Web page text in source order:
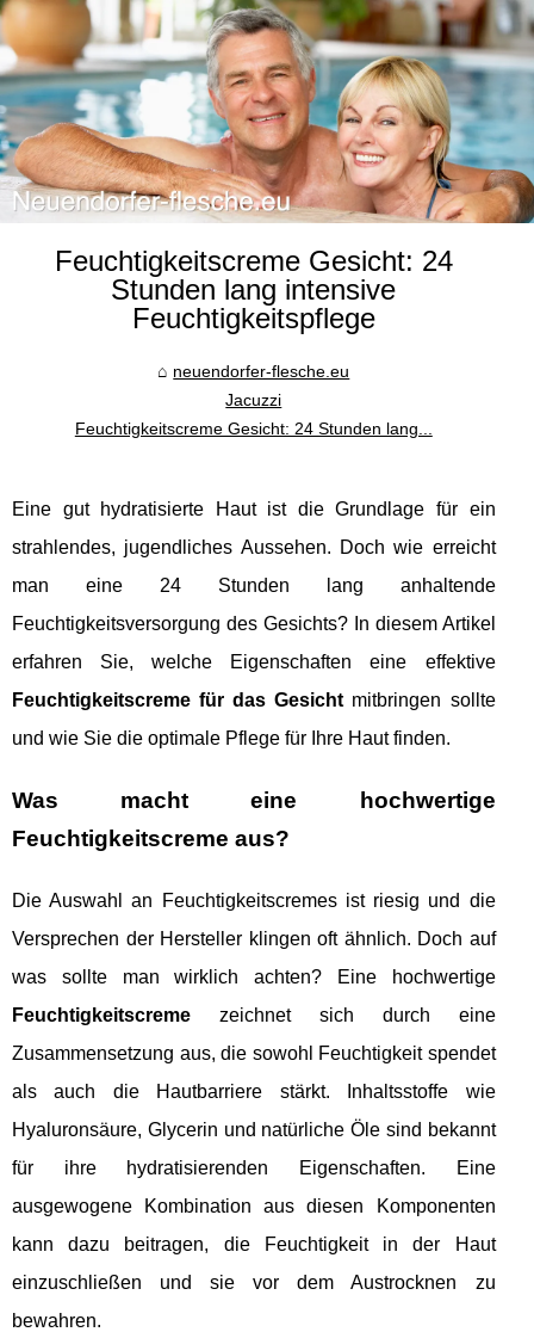
Feuchtigkeitscreme Gesicht: 24
Stunden lang intensive
Feuchtigkeitspflege
neuendorfer-flesche.eu
Jacuzzi
Feuchtigkeitscreme Gesicht: 24 Stunden lang...
Eine gut hydratisierte Haut ist die Grundlage für ein
strahlendes, jugendliches Aussehen. Doch wie erreicht
man eine 24 Stunden lang anhaltende
Feuchtigkeitsversorgung des Gesichts? In diesem Artikel
erfahren Sie, welche Eigenschaften eine effektive
Feuchtigkeitscreme für das Gesicht mitbringen sollte
und wie Sie die optimale Pflege für Ihre Haut finden.
Was macht eine hochwertige
Feuchtigkeitscreme aus?
Die Auswahl an Feuchtigkeitscremes ist riesig und die
Versprechen der Hersteller klingen oft ähnlich. Doch auf
was sollte man wirklich achten? Eine hochwertige
Feuchtigkeitscreme zeichnet sich durch eine
Zusammensetzung aus, die sowohl Feuchtigkeit spendet
als auch die Hautbarriere stärkt. Inhaltsstoffe wie
Hyaluronsäure, Glycerin und natürliche Öle sind bekannt
für ihre hydratisierenden Eigenschaften. Eine
ausgewogene Kombination aus diesen Komponenten
kann dazu beitragen, die Feuchtigkeit in der Haut
einzuschließen und sie vor dem Austrocknen zu
bewahren.